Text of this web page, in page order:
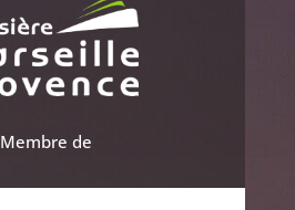
Membre de